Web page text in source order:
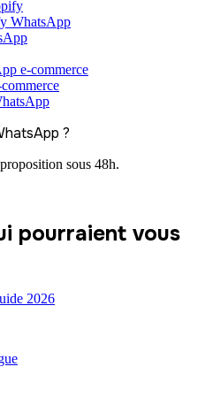
WhatsApp
e-commerce
?
sous 48h.
pourraient vous
2026